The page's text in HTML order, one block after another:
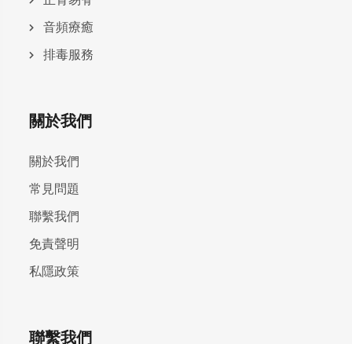
⾳頻療癒
排毒服務
關於我們
關於我們
常見問題
聯繫我們
免責聲明
私隱政策